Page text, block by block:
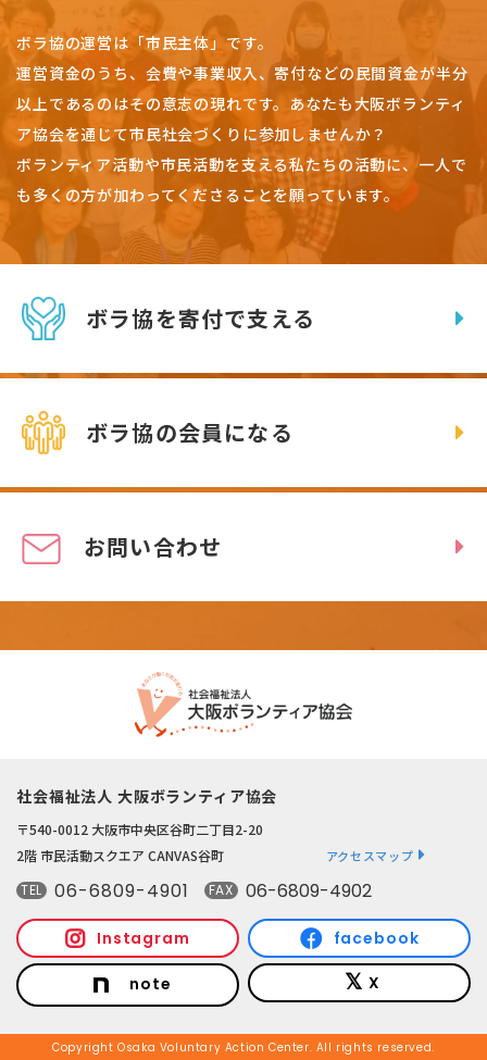
ボラ協の運営は「市民主体」です。
運営資金のうち、会費や事業収入、寄付などの民間資金が半分
以上であるのはその意志の現れです。 あなたも大阪ボランティ
ア協会を通じて市民社会づくりに参加しませんか？
ボランティア活動や市民活動を支える私たちの活動に、一人で
も多くの方が加わってくださることを願っています。
ボラ協を寄付で支える
ボラ協の会員になる
お問い合わせ
社会福祉法人 大阪ボランティア協会
〒540-0012 大阪市中央区谷町二丁目2-20
2階 市民活動スクエア CANVAS谷町
アクセスマップ
TEL 06-6809-4901 FAX 06-6809-4902
Instagram facebook
note X
Copyright Osaka Voluntary Action Center. All rights reserved.